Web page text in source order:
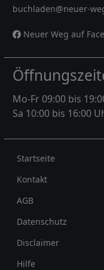
buchladen@neuer-
Neuer Weg auf
Mo-Fr 09:00 bis
Sa 10:00 bis 16:00
Rechtliches
Startseite
Kontakt
AGB
Datenschutz
Disclaimer
Hilfe